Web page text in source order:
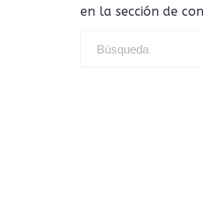
en la sección de